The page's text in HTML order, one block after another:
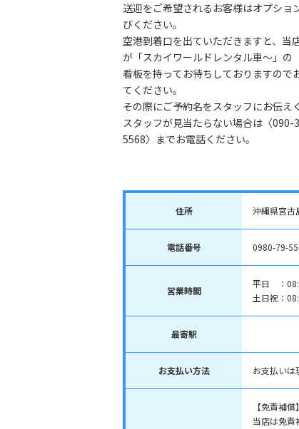
送迎をご希望されるお客様はオプショ
びください。
空港到着口を出ていただきますと、当
が「スカイワールドレンタル車～」の
看板を持ってお待ちしておりますので
てください。
その際にご予約名をスタッフにお伝え
スタッフが見当たらない場合は〈090-
5568〉までお電話ください。
住所 沖縄県宮古
電話番号 0980-79-
営業時間
平日 ：
土日祝：
最寄駅
お支払い方法 お支払いは
【免責補償】
当店は免責